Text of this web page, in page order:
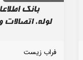
فراب زیست